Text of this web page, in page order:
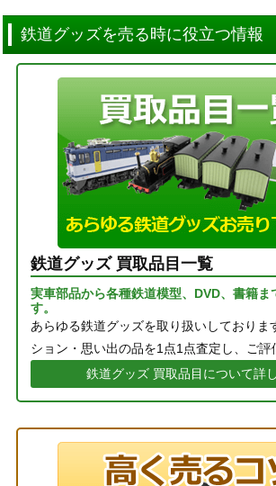
鉄道グッズを売る時に役立つ情報
鉄道グッズ 買取品目一覧
実車部品から各種鉄道模型、DVD、書籍ま
す。
あらゆる鉄道グッズを取り扱いしておりま
ション・思い出の品を1点1点査定し、ご評
鉄道グッズ 買取品目について詳